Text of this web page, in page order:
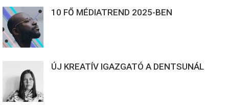
10 FŐ MÉDIATREND 2025-BEN
ÚJ KREATÍV IGAZGATÓ A DENTSUNÁL